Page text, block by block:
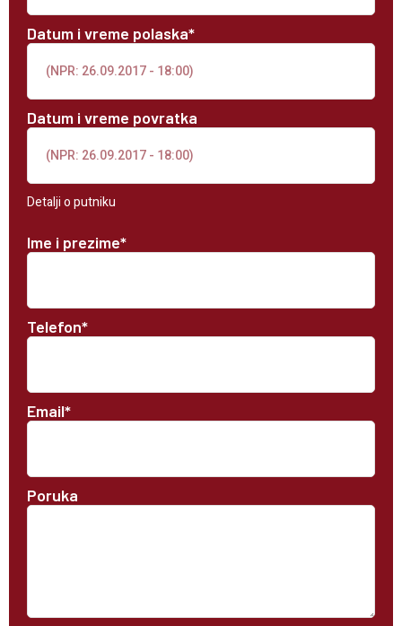
Datum i vreme polaska*
Datum i vreme povratka
Detalji o putniku
Ime i prezime*
Telefon*
Email*
Poruka